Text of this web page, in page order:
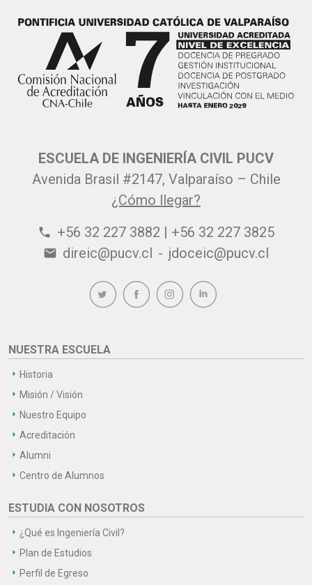
ESCUELA DE INGENIERÍA CIVIL PUCV
Avenida Brasil #2147, Valparaíso – Chile
¿Cómo llegar?
phone +56 32 227 3882 | +56 32 227 3825
email direic@pucv.cl - jdoceic@pucv.cl
NUESTRA ESCUELA
Historia
Misión / Visión
Nuestro Equipo
Acreditación
Alumni
Centro de Alumnos
ESTUDIA CON NOSOTROS
¿Qué es Ingeniería Civil?
Plan de Estudios
Perfil de Egreso